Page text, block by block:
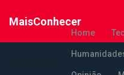
MaisConhecer
Home